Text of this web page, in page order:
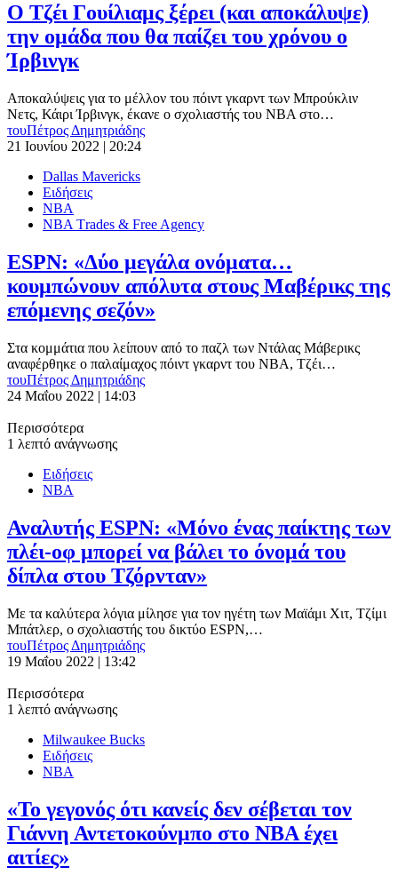
Ο Τζέι Γουίλιαμς ξέρει (και αποκάλυψε)
την ομάδα που θα παίζει του χρόνου ο
Ίρβινγκ
Αποκαλύψεις για το μέλλον του πόιντ γκαρντ των Μπρούκλιν
Νετς, Κάιρι Ίρβινγκ, έκανε ο σχολιαστής του ΝΒΑ στο…
τουΠέτρος Δημητριάδης
21 Ιουνίου 2022 | 20:24
Dallas Mavericks
Ειδήσεις
ΝΒΑ
ΝΒΑ Τrades & Free Agency
ESPN: «Δύο μεγάλα ονόματα…
κουμπώνουν απόλυτα στους Μαβέρικς της
επόμενης σεζόν»
Στα κομμάτια που λείπουν από το παζλ των Ντάλας Μάβερικς
αναφέρθηκε ο παλαίμαχος πόιντ γκαρντ του ΝΒΑ, Τζέι…
τουΠέτρος Δημητριάδης
24 Μαΐου 2022 | 14:03
Περισσότερα
1 λεπτό ανάγνωσης
Ειδήσεις
ΝΒΑ
Αναλυτής ESPN: «Μόνο ένας παίκτης των
πλέι-οφ μπορεί να βάλει το όνομά του
δίπλα στου Τζόρνταν»
Με τα καλύτερα λόγια μίλησε για τον ηγέτη των Μαϊάμι Χιτ, Τζίμι
Μπάτλερ, ο σχολιαστής του δικτύο ESPN,…
τουΠέτρος Δημητριάδης
19 Μαΐου 2022 | 13:42
Περισσότερα
1 λεπτό ανάγνωσης
Milwaukee Bucks
Ειδήσεις
ΝΒΑ
«Το γεγονός ότι κανείς δεν σέβεται τον
Γιάννη Αντετοκούνμπο στο NBA έχει
αιτίες»